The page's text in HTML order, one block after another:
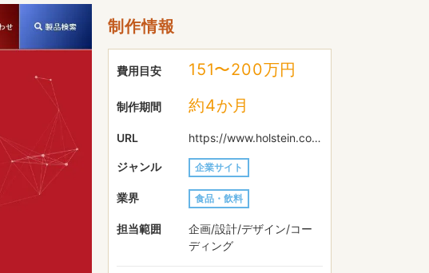
制作情報
費用目安 151〜200万円
制作期間 約4か月
URL https://www.holstein.co.jp/
ジャンル 企業サイト
業界 食品・飲料
担当範囲
企画/設計/デザイン/コー
ディング